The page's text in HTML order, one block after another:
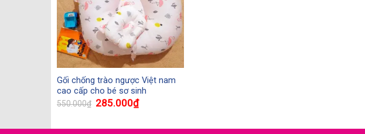
Gối chống trào ngược Việt nam
cao cấp cho bé sơ sinh
550.000₫ 285.000₫